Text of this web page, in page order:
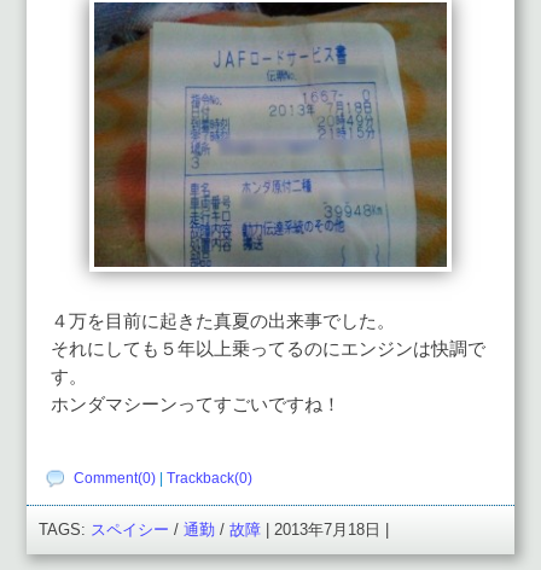
４万を目前に起きた真夏の出来事でした。
それにしても５年以上乗ってるのにエンジンは快調で
す。
ホンダマシーンってすごいですね！
Comment(0) | Trackback(0)
TAGS: スペイシー / 通勤 / 故障 | 2013年7月18日 |